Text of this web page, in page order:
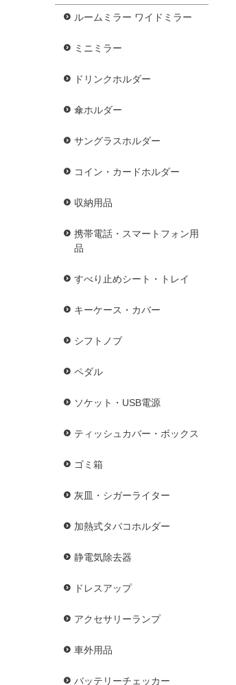
ルームミラー ワイドミラー
ミニミラー
ドリンクホルダー
傘ホルダー
サングラスホルダー
コイン・カードホルダー
収納用品
携帯電話・スマートフォン用
品
すべり止めシート・トレイ
キーケース・カバー
シフトノブ
ペダル
ソケット・USB電源
ティッシュカバー・ボックス
ゴミ箱
灰皿・シガーライター
加熱式タバコホルダー
静電気除去器
ドレスアップ
アクセサリーランプ
車外用品
バッテリーチェッカー